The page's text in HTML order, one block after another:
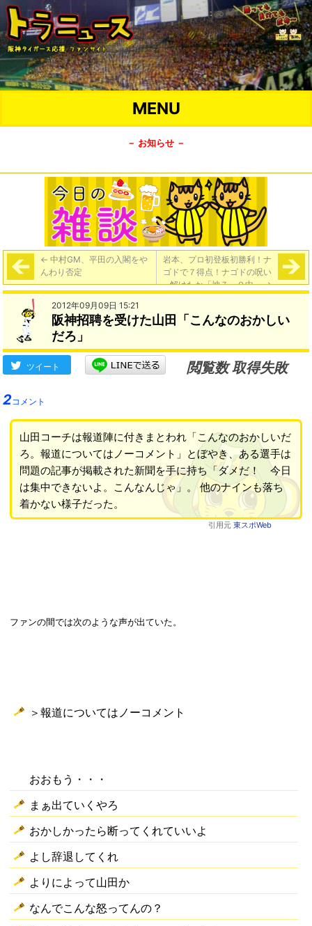
MENU
－ お知らせ －
← 中村GM、平田の入閣をや
んわり否定
岩本、プロ初登板初勝利！ナ
ゴドで７得点！ナゴドの呪い
解けたか「神７－０中」→
2012年09月09日 15:21
阪神招聘を受けた山田「こんなのおかしい
だろ」
ツイート
閲覧数 取得失敗
2コメント
山田コーチは報道陣に付きまとわれ「こんなのおかしいだ
ろ。報道についてはノーコメント」とぼやき、ある選手は
問題の記事が掲載された新聞を手に持ち「ダメだ！ 今日
は集中できないよ。こんなんじゃ」。 他のナインも落ち
着かない様子だった。
引用元 東スポWeb
ファンの間では次のような声が出ていた。
＞報道についてはノーコメント
おおもう・・・
まぁ出ていくやろ
おかしかったら断ってくれていいよ
よし辞退してくれ
よりによって山田か
なんでこんな怒ってんの？